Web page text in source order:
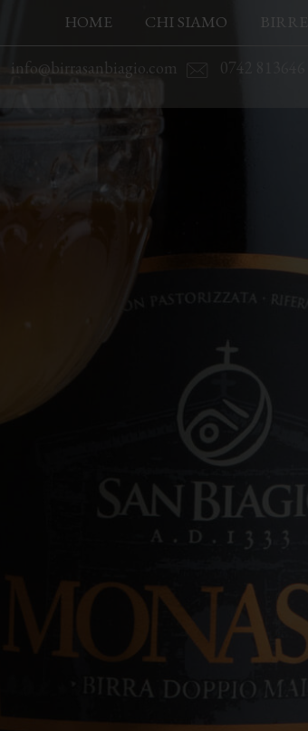
HOME CHI SIAMO BIRRE
info@birrasanbiagio.com 0742 813646